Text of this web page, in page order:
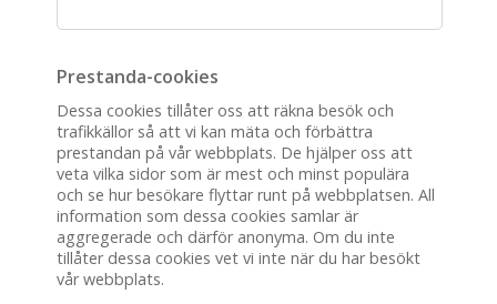
Prestanda-cookies
Dessa cookies tillåter oss att räkna besök och
trafikkällor så att vi kan mäta och förbättra
prestandan på vår webbplats. De hjälper oss att
veta vilka sidor som är mest och minst populära
och se hur besökare flyttar runt på webbplatsen. All
information som dessa cookies samlar är
aggregerade och därför anonyma. Om du inte
tillåter dessa cookies vet vi inte när du har besökt
vår webbplats.